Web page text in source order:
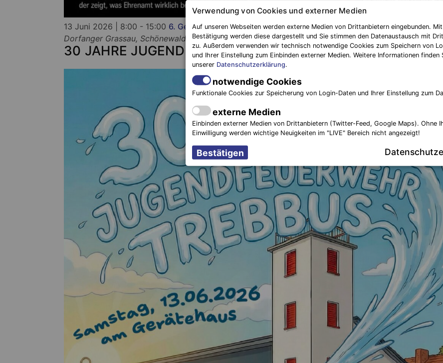
13 Juni 2026 | 8:00 - 15:00 6. Gemeinsamer Stadtausscheid der Städte Schönewalde und Herzberg
Dorfanger Grassau, Schönewalde OT Grassau Brandenburg
30 JAHRE JUGENDFEUERWEHR TREBBUS
Verwendung von Cookies und externer Medien
Auf unseren Webseiten werden externe Medien von Drittanbietern eingebunden.
Bestätigung werden diese dargestellt und Sie stimmen den Datenaustausch mit
zu. Außerdem verwenden wir technisch notwendige Cookies zum Speichern von
und Ihrer Einstellung zum Einbinden externer Medien. Weitere Informationen finden
unserer Datenschutzerklärung.
notwendige Cookies
Funktionale Cookies zur Speicherung von Login-Daten und Ihrer Einstellung zum
externe Medien
Einbinden externer Medien von Drittanbietern (Twitter-Feed, Google Maps). Ohne
Einwilligung werden wichtige Neuigkeiten im "LIVE" Bereich nicht angezeigt!